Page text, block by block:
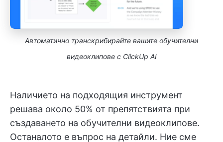
Автоматично транскрибирайте вашите обучителни
видеоклипове с ClickUp AI
Наличието на подходящия инструмент
решава около 50% от препятствията при
създаването на обучителни видеоклипове.
Останалото е въпрос на детайли. Ние сме